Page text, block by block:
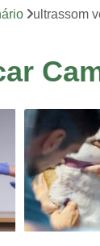
Consulta
Consulta
Consulta
ultrassom